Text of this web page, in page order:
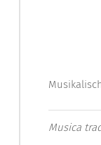
Musica